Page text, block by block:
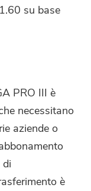
su base
PRO III è
necessitano
aziende o
è